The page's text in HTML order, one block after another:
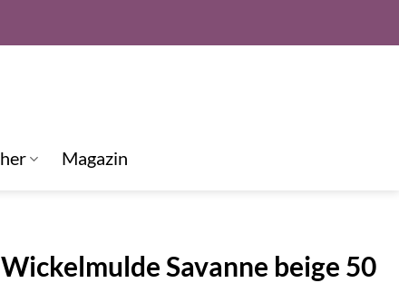
Magazin
Savanne beige 50